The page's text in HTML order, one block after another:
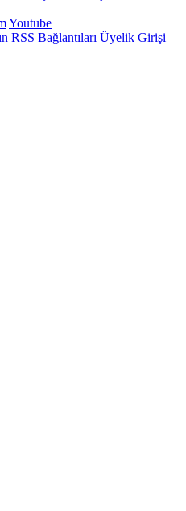
Youtube
RSS Bağlantıları Üyelik Girişi